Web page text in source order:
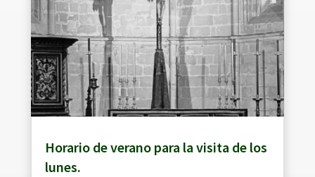
Horario de verano para la visita de los
lunes.